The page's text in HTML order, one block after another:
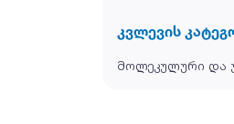
კვლევის
მოლეკულური და